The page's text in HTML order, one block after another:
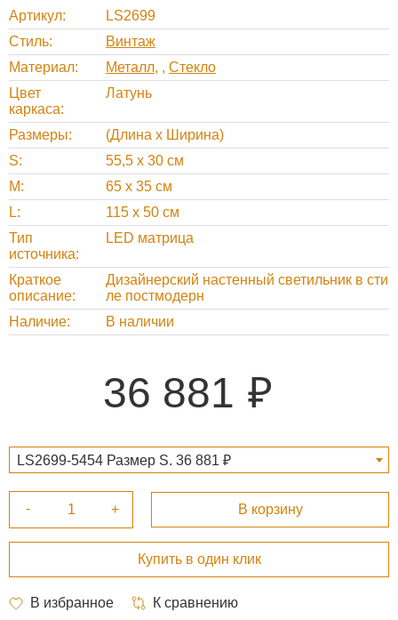
Артикул
LS2699
Стиль
Винтаж
Материал
Металл , Стекло
Цвет
каркаса
Латунь
Размеры
(Длина х Ширина)
S
55,5 х 30 см
M
65 х 35 см
L
115 х 50 см
Тип
источника
LED матрица
Краткое
описание
Дизайнерский настенный светильник в сти
ле постмодерн
Наличие
В наличии
36 881
LS2699-5454 Размер S. 36 881 ₽